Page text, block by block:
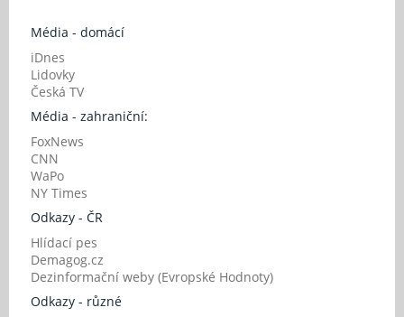
Média - domácí
iDnes
Lidovky
Česká TV
Média - zahraniční:
FoxNews
CNN
WaPo
NY Times
Odkazy - ČR
Hlídací pes
Demagog.cz
Dezinformační weby (Evropské Hodnoty)
Odkazy - různé